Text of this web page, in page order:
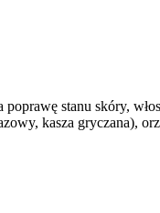
poprawę stanu skóry,
kasza gryczana),